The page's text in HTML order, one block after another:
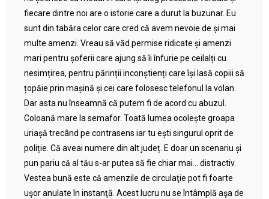
fiecare dintre noi are o istorie care a durut la buzunar. Eu
sunt din tabăra celor care cred că avem nevoie de și mai
multe amenzi. Vreau să văd permise ridicate și amenzi
mari pentru șoferii care ajung să îi înfurie pe ceilalți cu
nesimțirea, pentru părinții inconștienți care își lasă copiii să
țopăie prin mașină și cei care folosesc telefonul la volan.
Dar asta nu înseamnă că putem fi de acord cu abuzul.
Coloană mare la semafor. Toată lumea ocolește groapa
uriașă trecând pe contrasens iar tu ești singurul oprit de
poliție. Că aveai numere din alt județ. E doar un scenariu și
pun pariu că al tău s-ar putea să fie chiar mai… distractiv.
Vestea bună este că amenzile de circulaţie pot fi foarte
uşor anulate în instanţă. Acest lucru nu se întâmplă aşa de